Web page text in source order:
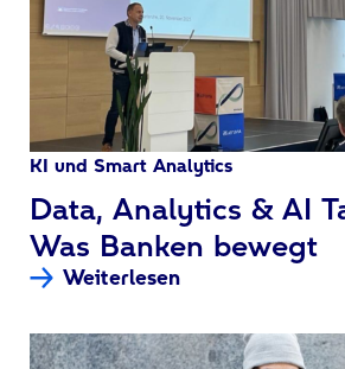
KI und Smart Analytics
:Data, Analytics & AI
Was Banken bewegt
Weiterlesen